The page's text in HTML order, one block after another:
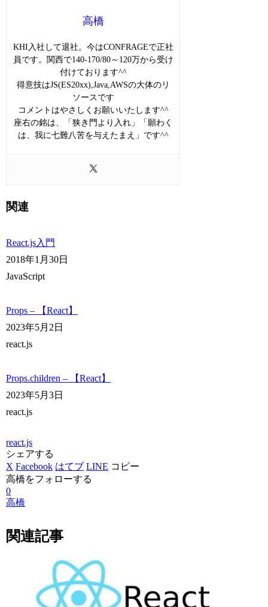
高橋
KHI入社して退社。今はCONFRAGEで正社
員です。関西で140-170/80～120万から受け
付けております^^
得意技はJS(ES20xx),Java,AWSの大体のリ
ソースです
コメントはやさしくお願いいたします^^
座右の銘は、「狭き門より入れ」「願わく
は、我に七難八苦を与えたまえ」です^^
関連
React.js入門
2018年1月30日
JavaScript
Props – 【React】
2023年5月2日
react.js
Props.children – 【React】
2023年5月3日
react.js
react.js
シェアする
X Facebook はてブ LINE コピー
高橋をフォローする
0
高橋
関連記事